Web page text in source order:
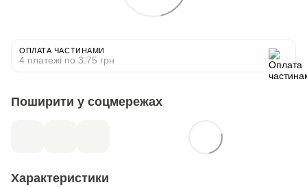
ОПЛАТА ЧАСТИНАМИ
4 платежі по 3.75 грн
Поширити у соцмережах
Характеристики